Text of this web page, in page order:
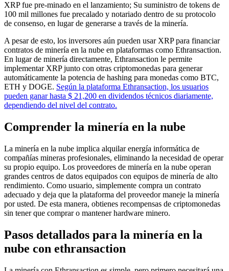
XRP fue pre-minado en el lanzamiento; Su suministro de tokens de
100 mil millones fue precalado y notariado dentro de su protocolo
de consenso, en lugar de generarse a través de la minería.
A pesar de esto, los inversores aún pueden usar XRP para financiar
contratos de minería en la nube en plataformas como Ethransaction.
En lugar de minería directamente, Ethransaction le permite
implementar XRP junto con otras criptomonedas para generar
automáticamente la potencia de hashing para monedas como BTC,
ETH y DOGE. Según la plataforma Ethransaction, los usuarios
pueden ganar hasta $ 21,200 en dividendos técnicos diariamente,
dependiendo del nivel del contrato.
Comprender la minería en la nube
La minería en la nube implica alquilar energía informática de
compañías mineras profesionales, eliminando la necesidad de operar
su propio equipo. Los proveedores de minería en la nube operan
grandes centros de datos equipados con equipos de minería de alto
rendimiento. Como usuario, simplemente compra un contrato
adecuado y deja que la plataforma del proveedor maneje la minería
por usted. De esta manera, obtienes recompensas de criptomonedas
sin tener que comprar o mantener hardware minero.
Pasos detallados para la minería en la
nube con ethransaction